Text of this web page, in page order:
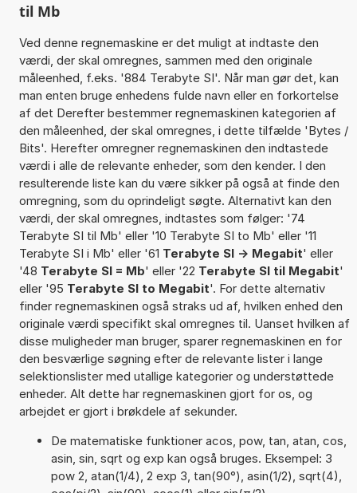
til Mb
Ved denne regnemaskine er det muligt at indtaste den
værdi, der skal omregnes, sammen med den originale
måleenhed, f.eks. '884 Terabyte SI'. Når man gør det, kan
man enten bruge enhedens fulde navn eller en forkortelse
af det Derefter bestemmer regnemaskinen kategorien af
den måleenhed, der skal omregnes, i dette tilfælde 'Bytes /
Bits'. Herefter omregner regnemaskinen den indtastede
værdi i alle de relevante enheder, som den kender. I den
resulterende liste kan du være sikker på også at finde den
omregning, som du oprindeligt søgte. Alternativt kan den
værdi, der skal omregnes, indtastes som følger: '74
Terabyte SI til Mb' eller '10 Terabyte SI to Mb' eller '11
Terabyte SI i Mb' eller '61 Terabyte SI -> Megabit' eller
'48 Terabyte SI = Mb' eller '22 Terabyte SI til Megabit'
eller '95 Terabyte SI to Megabit'. For dette alternativ
finder regnemaskinen også straks ud af, hvilken enhed den
originale værdi specifikt skal omregnes til. Uanset hvilken af
disse muligheder man bruger, sparer regnemaskinen en for
den besværlige søgning efter de relevante lister i lange
selektionslister med utallige kategorier og understøttede
enheder. Alt dette har regnemaskinen gjort for os, og
arbejdet er gjort i brøkdele af sekunder.
De matematiske funktioner acos, pow, tan, atan, cos,
asin, sin, sqrt og exp kan også bruges. Eksempel: 3
pow 2, atan(1/4), 2 exp 3, tan(90°), asin(1/2), sqrt(4),